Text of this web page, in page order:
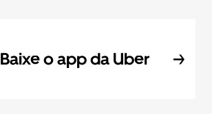
Baixe o app da Uber